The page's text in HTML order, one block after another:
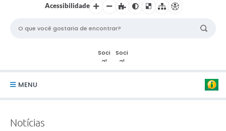
Acessibilidade
MENU
Notícias